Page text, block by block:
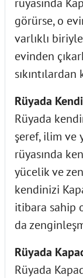
görürse, o
varlıklı
evinden
Rüyada
Rüyada
şeref, ilim ve
rüyasında
yücelik ve
kendinizi
itibara sahip
da
Rüyada
Rüyada